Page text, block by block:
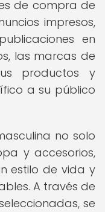
de compra de
impresos,
en
las marcas de
productos y
a su público
no solo
y accesorios,
estilo de vida y
A través de
se